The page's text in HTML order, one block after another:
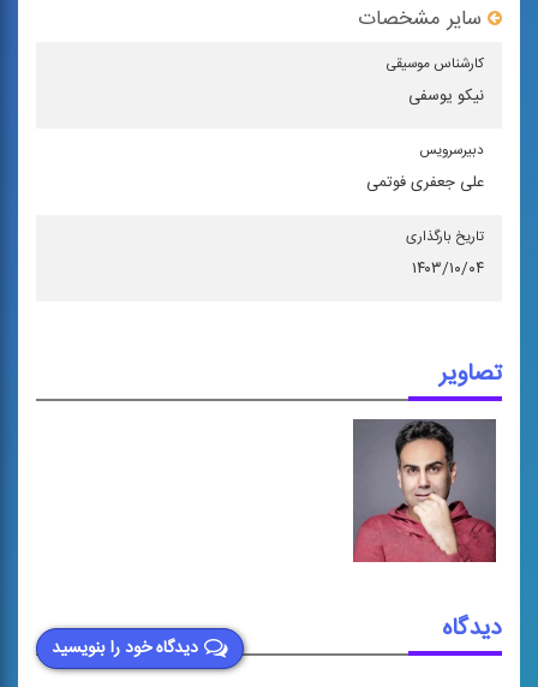
سایر مشخصات
كارشناس موسیقی
نیکو یوسفی
دبیرسرویس
علی جعفری فوتمی
تاریخ بارگذاری
۱۴۰۳/۱۰/۰۴
تصاویر
دیدگاه خود را بنویسید
دیدگاه